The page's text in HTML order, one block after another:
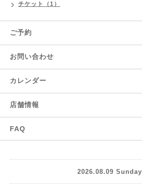
チケット（1）
ご予約
お問い合わせ
カレンダー
店舗情報
FAQ
2026.08.09 Sunday